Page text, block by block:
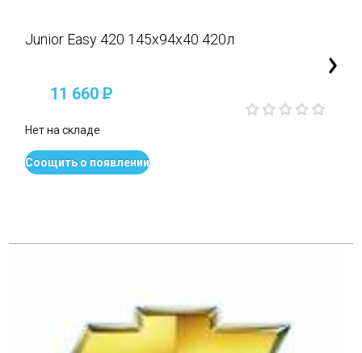
Junior Easy 420 145x94x40 420л
11 660 P
Нет на складе
Соощить о появлении